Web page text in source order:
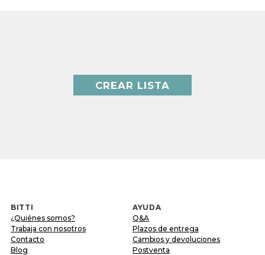
CREAR LISTA
BITTI
¿Quiénes somos?
Trabaja con nosotros
Contacto
Blog
AYUDA
Q&A
Plazos de entrega
Cambios y devoluciones
Postventa